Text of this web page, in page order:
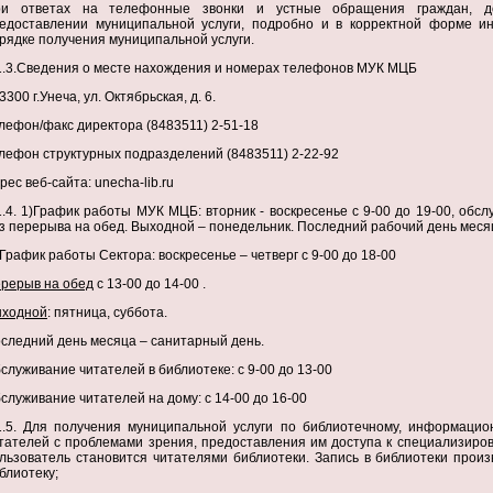
ответах на телефонные звонки и устные обращения граждан,
муниципальной услуги, подробно и в корректной форме
получения муниципальной услуги.
о месте нахождения и номерах телефонов МУК МЦБ
г.Унеча, ул. Октябрьская, д. 6.
факс директора (8483511) 2-51-18
структурных подразделений (8483511) 2-22-92
веб-сайта: unecha-lib.ru
1)График работы МУК МЦБ: вторник - воскресенье с 9-00 до 19-00,
перерыва на обед. Выходной – понедельник. Последний рабочий день
работы Сектора: воскресенье – четверг с 9-00 до 18-00
на обед с 13-00 до 14-00 .
: пятница, суббота.
день месяца – санитарный день.
читателей в библиотеке: с 9-00 до 13-00
читателей на дому: с 14-00 до 16-00
Для получения муниципальной услуги по библиотечному,
с проблемами зрения, предоставления им доступа к
становится читателями библиотеки. Запись в библиотеки